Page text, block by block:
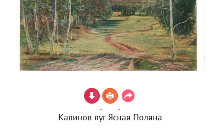
Калинов луг Ясная Поляна